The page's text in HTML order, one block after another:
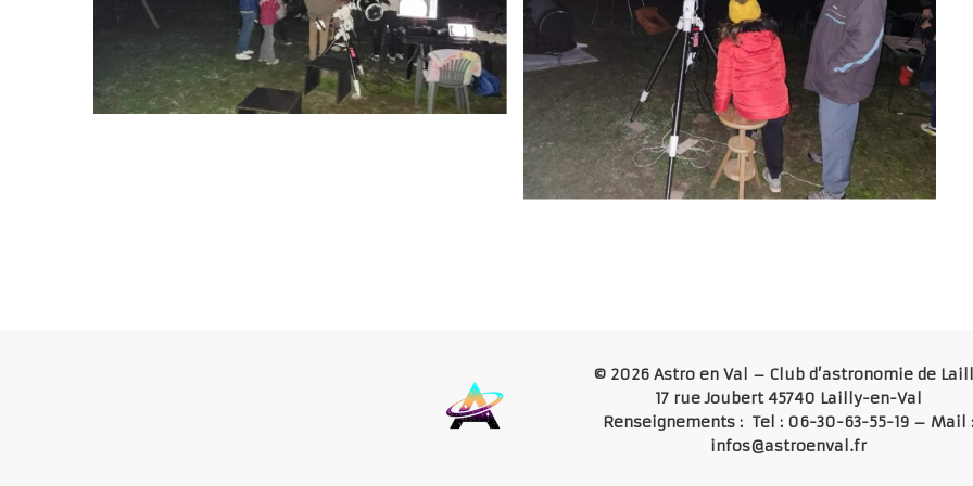
© 2026 Astro en Val – Club d’astronomie de
17 rue Joubert 45740 Lailly-en-Val
Renseignements : Tel : 06-30-63-55-19 – Mail :
infos@astroenval.fr